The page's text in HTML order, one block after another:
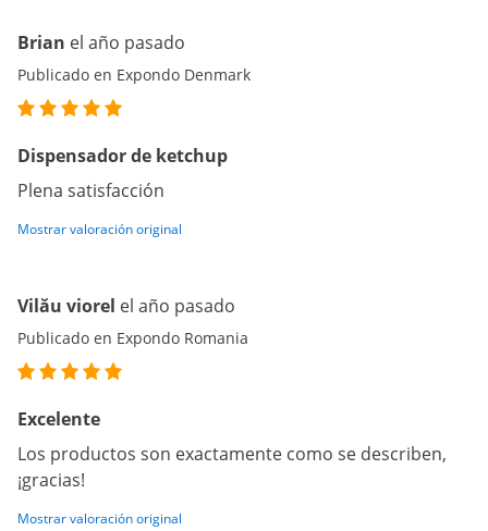
Brian el año pasado
Publicado en Expondo Denmark
Dispensador de ketchup
Plena satisfacción
Mostrar valoración original
Vilău viorel el año pasado
Publicado en Expondo Romania
Excelente
Los productos son exactamente como se describen,
¡gracias!
Mostrar valoración original